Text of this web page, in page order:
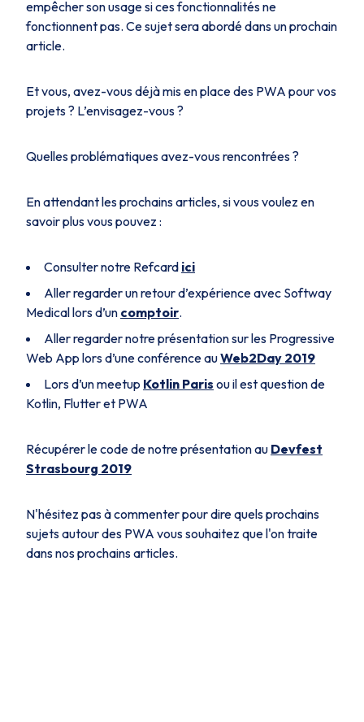
empêcher son usage si ces fonctionnalités ne
fonctionnent pas. Ce sujet sera abordé dans un prochain
article.
Et vous, avez-vous déjà mis en place des PWA pour vos
projets ? L’envisagez-vous ?
Quelles problématiques avez-vous rencontrées ?
En attendant les prochains articles, si vous voulez en
savoir plus vous pouvez :
Consulter notre Refcard ici
Aller regarder un retour d’expérience avec Softway
Medical lors d’un comptoir.
Aller regarder notre présentation sur les Progressive
Web App lors d’une conférence auWeb2Day 2019
Lors d’un meetup Kotlin Paris ou il est question de
Kotlin, Flutter et PWA
Récupérer le code de notre présentation au Devfest
Strasbourg 2019
N'hésitez pas à commenter pour dire quels prochains
sujets autour des PWA vous souhaitez que l'on traite
dans nos prochains articles.